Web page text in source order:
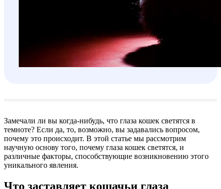
Замечали ли вы когда-нибудь, что глаза кошек светятся в
темноте? Если да, то, возможно, вы задавались вопросом,
почему это происходит. В этой статье мы рассмотрим
научную основу того, почему глаза кошек светятся, и
различные факторы, способствующие возникновению этого
уникального явления.
Что заставляет кошачьи глаза